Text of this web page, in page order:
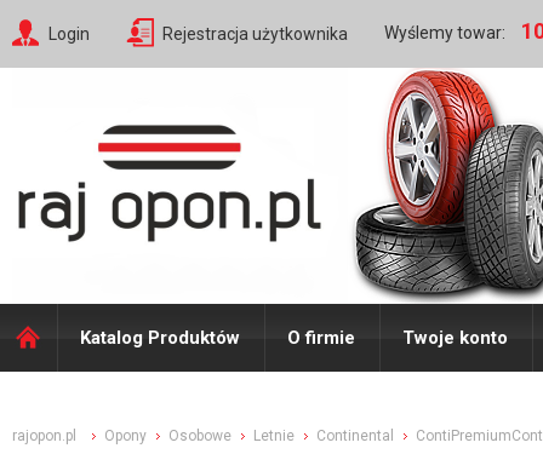
Login Rejestracja użytkownika Wyślemy towar:
Katalog Produktów O firmie Twoje konto
rajopon.pl Opony Osobowe Letnie Continental